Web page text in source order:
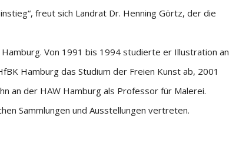
freut sich Landrat Dr. Henning Görtz, der die
Von 1991 bis 1994 studierte er Illustration an
Hamburg das Studium der Freien Kunst ab, 2001
an der HAW Hamburg als Professor für Malerei.
Sammlungen und Ausstellungen vertreten.